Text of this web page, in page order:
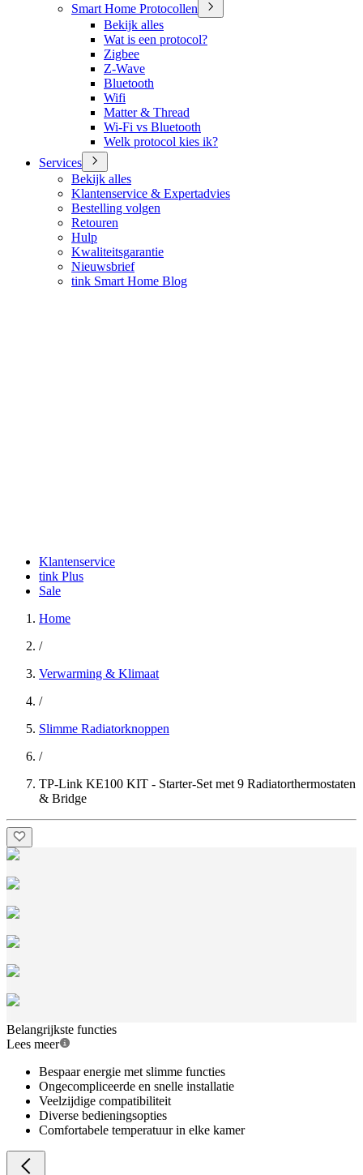
Smart Home Protocollen
Bekijk alles
Wat is een protocol?
Zigbee
Z-Wave
Bluetooth
Wifi
Matter & Thread
Wi-Fi vs Bluetooth
Welk protocol kies ik?
Services
Bekijk alles
Klantenservice & Expertadvies
Bestelling volgen
Retouren
Hulp
Kwaliteitsgarantie
Nieuwsbrief
tink Smart Home Blog
Klantenservice
tink Plus
Sale
Home
/
Verwarming & Klimaat
/
Slimme Radiatorknoppen
/
TP-Link KE100 KIT - Starter-Set met 9 Radiatorthermostaten
& Bridge
Belangrijkste functies
Lees meer
Bespaar energie met slimme functies
Ongecompliceerde en snelle installatie
Veelzijdige compatibiliteit
Diverse bedieningsopties
Comfortabele temperatuur in elke kamer